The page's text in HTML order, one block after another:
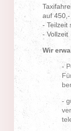
auf
- Teilzeit
- Vollzeit
Wir
-
-